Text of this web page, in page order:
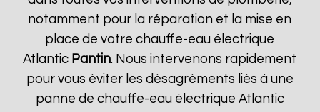
notamment pour la réparation et la mise en
place de votre chauffe-eau électrique
Atlantic Pantin. Nous intervenons rapidement
pour vous éviter les désagréments liés à une
panne de chauffe-eau électrique Atlantic